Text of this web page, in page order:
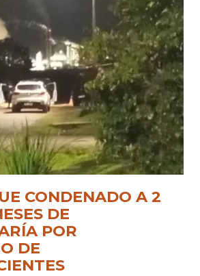
CONDENADO A 2
DE
POR
DE